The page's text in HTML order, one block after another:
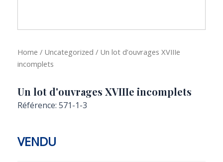
Home / Uncategorized / Un lot d’ouvrages XVIIIe
incomplets
Un lot d'ouvrages XVIIIe incomplets
Référence: 571-1-3
VENDU